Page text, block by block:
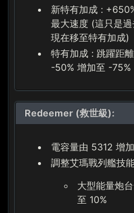
新特有加成 :
最大速度 (這只是
現在移至特有加成)
特有加成 : 跳躍距
-50% 增加至 -75%
Redeemer (救世級):
電容量由 5312 增
調整艾瑪戰列艦技
大型能量炮
至 10%